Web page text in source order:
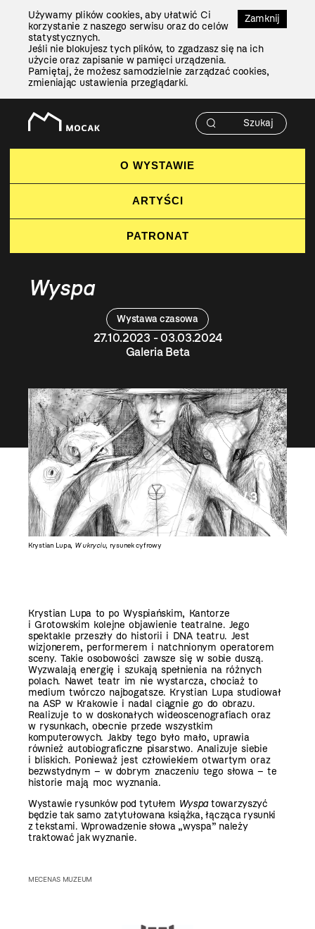
Zamknij
Używamy plików cookies, aby ułatwić Ci
korzystanie z naszego serwisu oraz do celów
statystycznych.
Jeśli nie blokujesz tych plików, to zgadzasz się na ich
użycie oraz zapisanie w pamięci urządzenia.
Pamiętaj, że możesz samodzielnie zarządzać cookies,
zmieniając ustawienia przeglądarki.
O WYSTAWIE
ARTYŚCI
PATRONAT
Wystawa czasowa
27.10.2023 - 03.03.2024
Galeria Beta
Wyspa
Krystian Lupa, W ukryciu, rysunek cyfrowy
2 / 3
Krystian Lupa to po Wyspiańskim, Kantorze
i Grotowskim kolejne objawienie teatralne. Jego
spektakle przeszły do historii i DNA teatru. Jest
wizjonerem, performerem i natchnionym operatorem
sceny. Takie osobowości zawsze się w sobie duszą.
Wyzwalają energię i szukają spełnienia na różnych
polach. Nawet teatr im nie wystarcza, chociaż to
medium twórczo najbogatsze. Krystian Lupa studiował
na ASP w Krakowie i nadal ciągnie go do obrazu.
Realizuje to w doskonałych wideoscenografiach oraz
w rysunkach, obecnie przede wszystkim
komputerowych. Jakby tego było mało, uprawia
również autobiograficzne pisarstwo. Analizuje siebie
i bliskich. Ponieważ jest człowiekiem otwartym oraz
bezwstydnym – w dobrym znaczeniu tego słowa – te
historie mają moc wyznania.
Wystawie rysunków pod tytułem Wyspatowarzyszyć
będzie tak samo zatytułowana książka, łącząca rysunki
z tekstami. Wprowadzenie słowa „wyspa” należy
traktować jak wyznanie.
MECENAS MUZEUM